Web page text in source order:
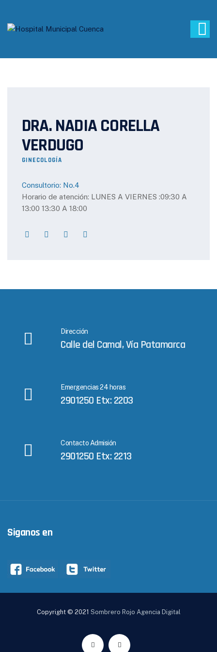
DRA. NADIA CORELLA
VERDUGO
GINECOLOGÍA
Consultorio: No.4
Horario de atención: LUNES A VIERNES :09:30 A
13:00 13:30 A 18:00
Dirección
Calle del Camal, Vía Patamarca
Emergencias 24 horas
2901250 Etx: 2203
Contacto Admisión
2901250 Etx: 2213
Siganos en
Copyright © 2021 Sombrero Rojo Agencia Digital